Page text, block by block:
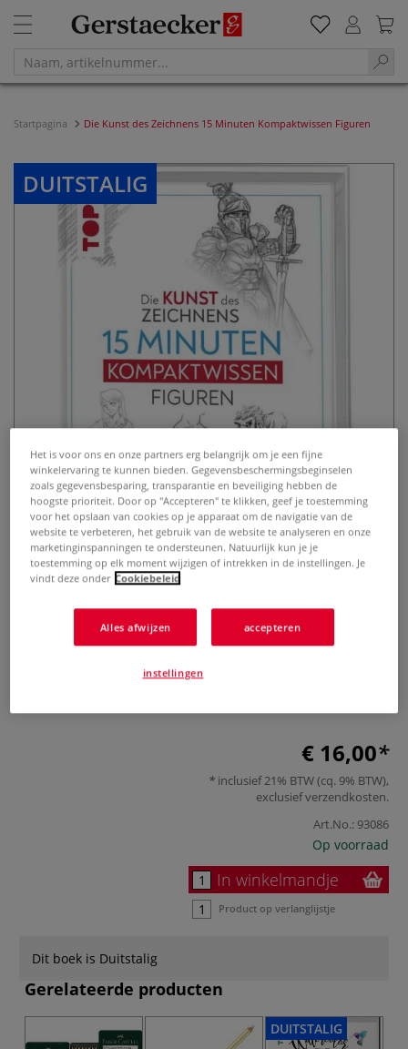
Startpagina Die Kunst des Zeichnens 15 Minuten Kompaktwissen Figuren
DUITSTALIG
Die Kunst des Zeichnens 15
Minuten Kompaktwissen Figuren
0 Beoordeling
und Comic-Zeichner. Zeichnen lernen in nur 15 Minuten.
€ 16,00
inclusief 21% BTW (cq. 9% BTW),
exclusiefverzendkosten.
Art.No.: 93086
Op voorraad
In winkelmandje
Product op verlanglijstje
Dit boek is Duitstalig
Gerelateerde producten
DUITSTALIG
Het is voor ons en onze partners erg belangrijk om je een fijne
winkelervaring te kunnen bieden. Gegevensbeschermingsbeginselen
zoals gegevensbesparing, transparantie en beveiliging hebben de
hoogste prioriteit. Door op "Accepteren" te klikken, geef je toestemming
voor het opslaan van cookies op je apparaat om de navigatie van de
website te verbeteren, het gebruik van de website te analyseren en onze
marketinginspanningen te ondersteunen. Natuurlijk kun je je
toestemming op elk moment wijzigen of intrekken in de instellingen. Je
vindt deze onder Cookiebeleid
Alles afwijzen accepteren
instellingen